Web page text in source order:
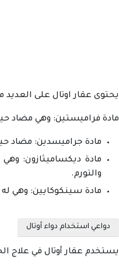
يحتوى عقار اوتال على العديد
مادة فراميستين: وهي مضاد
مادة جراميسدين: مضاد
مادة ديكساميثازون:
والتورم.
مادة سينكوكايين: وهي
دواعي استخدام دواء أوتال
يستخدم عقار أوتال في علاج